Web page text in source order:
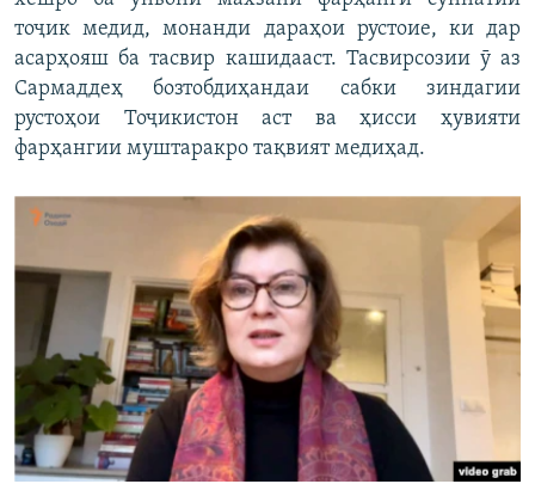
тоҷик медид, монанди дараҳои рустоие, ки дар
асарҳояш ба тасвир кашидааст. Тасвирсозии ӯ аз
Сармаддеҳ бозтобдиҳандаи сабки зиндагии
рустоҳои Тоҷикистон аст ва ҳисси ҳувияти
фарҳангии муштаракро тақвият медиҳад.